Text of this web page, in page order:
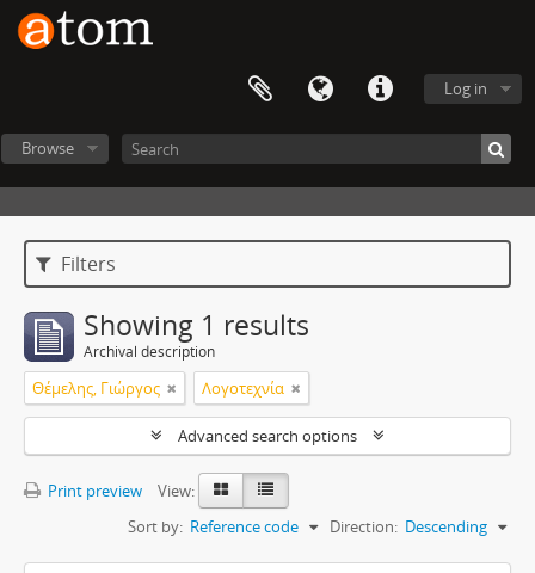
Log in
Browse
Filters
Showing 1 results
Archival description
Θέμελης, Γιώργος Λογοτεχνία
Advanced search options
Print preview
View:
Sort by: Reference code Direction: Descending